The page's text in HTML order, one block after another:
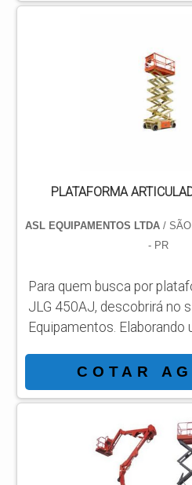
peças para motor Deutz 3
irá encontrar precisão com
rapidez no atendimento. OUTRAS
INFORMAÇÕES SOBRE
PLATAFORMA
ASL EQUIPAMENTOS LTDA/
- PR
Para quem busca por
JLG 450AJ, descobrirá no
Equipamentos.
conhecendo a líder da área
Quando a temática é
JLG 450AJ, com a ASL
atingirá eficiência com
com os resultados dos
DIFERENCIAIS
COTAR